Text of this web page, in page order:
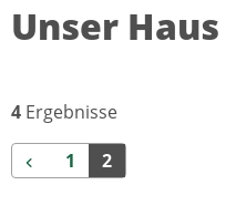
Unser Haus
4 Ergebnisse
Zurück
1 2